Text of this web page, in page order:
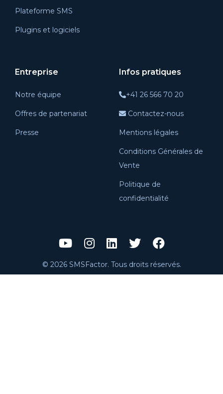
Plateforme SMS
Plugins et logiciels
Entreprise
Notre équipe
Offres de partenariat
Presse
Infos pratiques
+41 26 566 70 20
Contactez-nous
Mentions légales
Conditions Générales de
Vente
Politique de
confidentialité
© 2026 SMSFactor. Tous droits réservés.